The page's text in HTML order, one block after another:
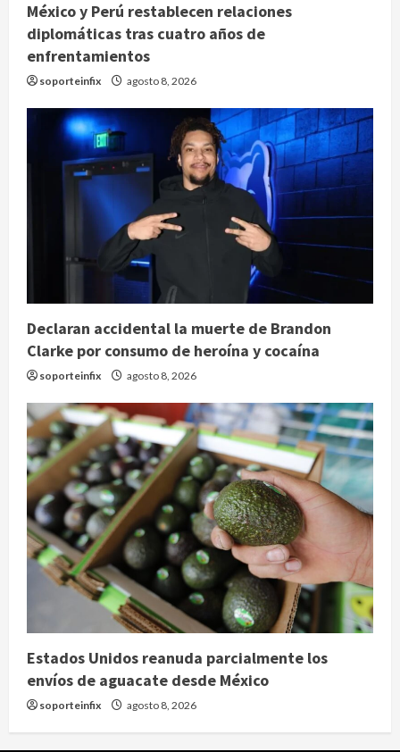
México y Perú restablecen relaciones
diplomáticas tras cuatro años de
enfrentamientos
soporteinfix agosto 8, 2026
Declaran accidental la muerte de Brandon
Clarke por consumo de heroína y cocaína
soporteinfix agosto 8, 2026
Estados Unidos reanuda parcialmente los
envíos de aguacate desde México
soporteinfix agosto 8, 2026